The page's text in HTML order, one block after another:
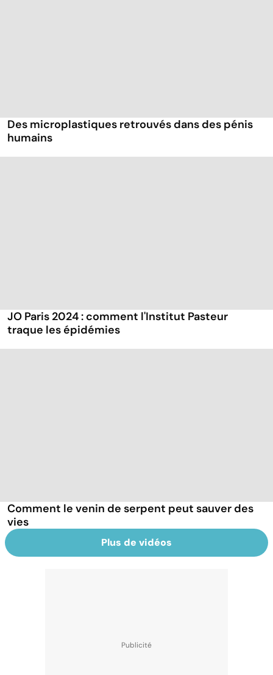
Des microplastiques retrouvés dans des pénis
humains
JO Paris 2024 : comment l'Institut Pasteur
traque les épidémies
Comment le venin de serpent peut sauver des
vies
Plus de vidéos